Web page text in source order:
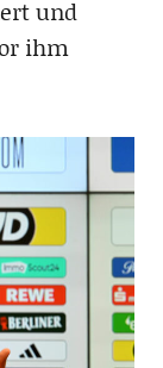
und
ihm